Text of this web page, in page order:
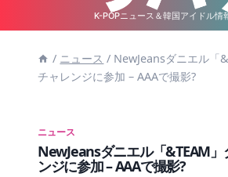
K-POPニュース＆韓国アイドル情
/ ニュース / NewJeansダニエル「
チャレンジに参加 – AAAで撮影?
ニュース
NewJeansダニエル「&TEAM
ンジに参加 – AAAで撮影?